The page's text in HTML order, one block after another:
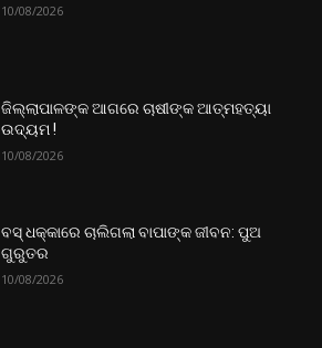
10/08/2026
ଜିଲ୍ଲାପାଳଙ୍କ ଆଗରେ ଚାଷୀଙ୍କ ଆତ୍ମହତ୍ୟା
ଉଦ୍ୟମ !
10/08/2026
ବସ୍ ଧକ୍କାରେ ଚାଲିଗଲା ବାପାଙ୍କ ଜୀବନ: ପୁଅ
ଗୁରୁତର
10/08/2026